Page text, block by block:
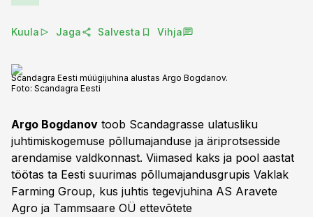
Kuula Jaga Salvesta Vihja
Scandagra Eesti müügijuhina alustas Argo Bogdanov.
Foto: Scandagra Eesti
Argo Bogdanov toob Scandagrasse ulatusliku
juhtimiskogemuse põllumajanduse ja äriprotsesside
arendamise valdkonnast. Viimased kaks ja pool aastat
töötas ta Eesti suurimas põllumajandusgrupis Vaklak
Farming Group, kus juhtis tegevjuhina AS Aravete
Agro ja Tammsaare OÜ ettevõtete